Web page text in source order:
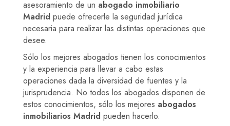
asesoramiento de un abogado inmobiliario
Madrid puede ofrecerle la seguridad jurídica
necesaria para realizar las distintas operaciones que
desee.
Sólo los mejores abogados tienen los conocimientos
y la experiencia para llevar a cabo estas
operaciones dada la diversidad de fuentes y la
jurisprudencia. No todos los abogados disponen de
estos conocimientos, sólo los mejores abogados
inmobiliarios Madrid pueden hacerlo.